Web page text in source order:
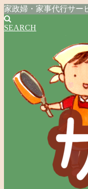
家政婦・家事代行サー
SEARCH